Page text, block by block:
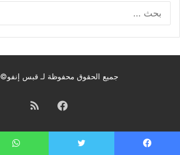
جميع الحقوق محفوظة لـ قبس إنفو© 2026
فيسبوكملخص
الموقع